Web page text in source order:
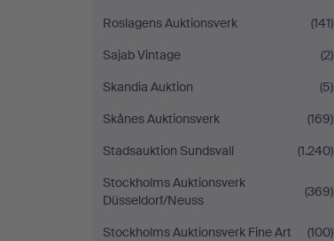
Roslagens Auktionsverk
(141)
Sajab Vintage
(2)
Skandia Auktion
(5)
Skånes Auktionsverk
(169)
Stadsauktion Sundsvall
(1.240)
Stockholms Auktionsverk
Düsseldorf/Neuss
(369)
Stockholms Auktionsverk Fine Art
(100)